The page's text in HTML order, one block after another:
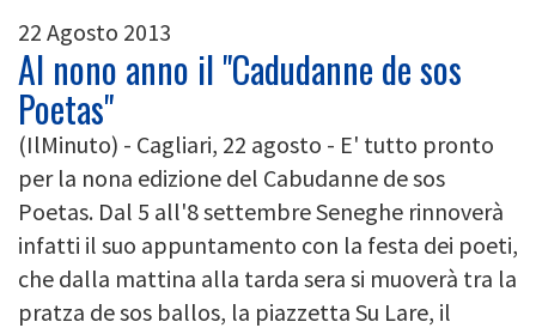
22 Agosto 2013
Al nono anno il "Cadudanne de sos
Poetas"
(IlMinuto) - Cagliari, 22 agosto - E' tutto pronto
per la nona edizione del Cabudanne de sos
Poetas. Dal 5 all'8 settembre Seneghe rinnoverà
infatti il suo appuntamento con la festa dei poeti,
che dalla mattina alla tarda sera si muoverà tra la
pratza de sos ballos, la piazzetta Su Lare, il